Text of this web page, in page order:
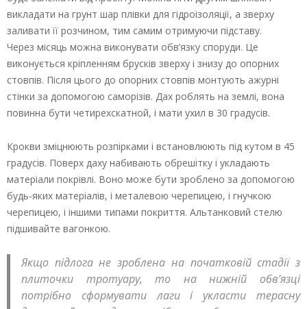
викладати на грунт шар плівки для гідроізоляції, а зверху
заливати її розчином, тим самим отримуючи підставу.
Через місяць можна виконувати обв’язку споруди. Це
виконується кріпленням брусків зверху і знизу до опорних
стовпів. Після цього до опорних стовпів монтують ажурні
стінки за допомогою саморізів. Дах роблять на землі, вона
повинна бути четирехскатной, і мати ухил в 30 градусів.
Крокви зміцнюють розпірками і встановлюють під кутом в 45
градусів. Поверх даху набивають обрешітку і укладають
матеріали покрівлі. Воно може бути зроблено за допомогою
будь-яких матеріалів, і металевою черепицею, і гнучкою
черепицею, і іншими типами покриття. Альтанковий стелю
підшивайте вагонкою.
Якщо підлога не зроблена на початковій стадії з
плиточки тротуару, то на нижній обв’язці
потрібно сформувати лаги і укласти терасну